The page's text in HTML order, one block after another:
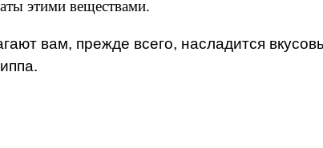
этими веществами.
вам, прежде всего, насладится